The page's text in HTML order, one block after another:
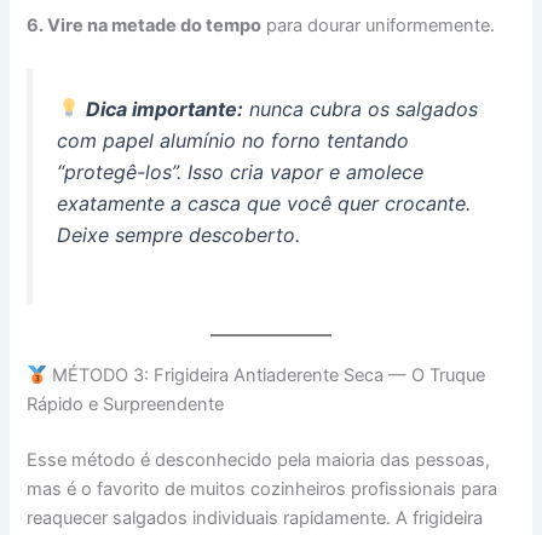
6. Vire na metade do tempo para dourar uniformemente.
Dica importante:nunca cubra os salgados
com papel alumínio no forno tentando
“protegê-los”. Isso cria vapor e amolece
exatamente a casca que você quer crocante.
Deixe sempre descoberto.
MÉTODO 3: Frigideira Antiaderente Seca — O Truque
Rápido e Surpreendente
Esse método é desconhecido pela maioria das pessoas,
mas é o favorito de muitos cozinheiros profissionais para
reaquecer salgados individuais rapidamente. A frigideira